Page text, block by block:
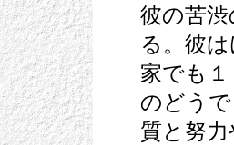
彼の苦
る。彼
家でも
のどう
質と努